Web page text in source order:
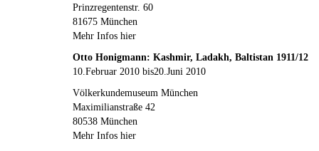
Prinzregentenstr. 60
81675 München
Mehr Infos hier
Otto Honigmann: Kashmir, Ladakh, Baltistan 1911/12
10.Februar 2010 bis20.Juni 2010
Völkerkundemuseum München
Maximilianstraße 42
80538 München
Mehr Infos hier